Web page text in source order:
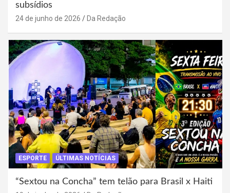
subsídios
24 de junho de 2026 Da Redação
ESPORTE ÚLTIMAS NOTÍCIAS
“Sextou na Concha” tem telão para Brasil x Haiti